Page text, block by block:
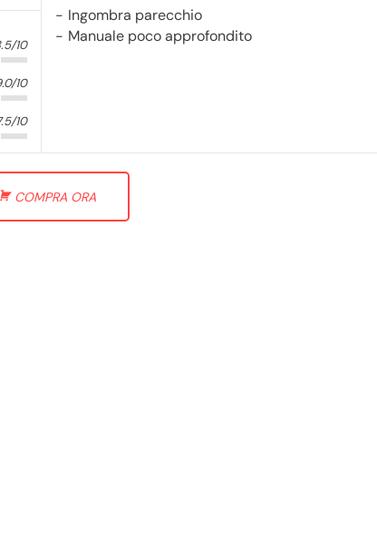
10
10
10
Ingombra parecchio
Manuale poco approfondito
COMPRA ORA